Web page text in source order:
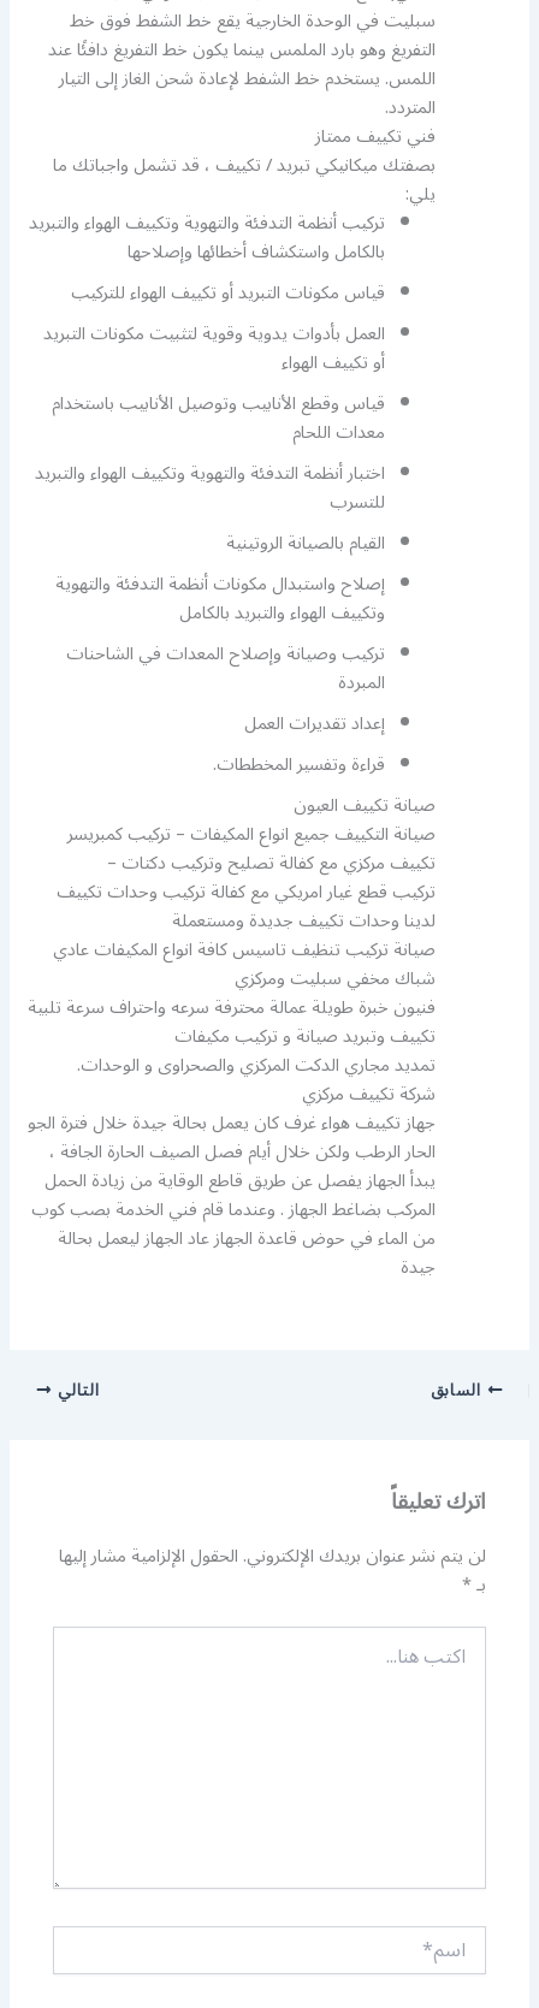
سبليت في الوحدة الخارجية يقع خط الشفط فوق خط
التفريغ وهو بارد الملمس بينما يكون خط التفريغ دافئًا عند
اللمس. يستخدم خط الشفط لإعادة شحن الغاز إلى التيار
المتردد.
فني تكييف ممتاز
بصفتك ميكانيكي تبريد / تكييف ، قد تشمل واجباتك ما
يلي:
تركيب أنظمة التدفئة والتهوية وتكييف الهواء والتبريد
بالكامل واستكشاف أخطائها وإصلاحها
قياس مكونات التبريد أو تكييف الهواء للتركيب
العمل بأدوات يدوية وقوية لتثبيت مكونات التبريد
أو تكييف الهواء
قياس وقطع الأنابيب وتوصيل الأنابيب باستخدام
معدات اللحام
اختبار أنظمة التدفئة والتهوية وتكييف الهواء والتبريد
للتسرب
القيام بالصيانة الروتينية
إصلاح واستبدال مكونات أنظمة التدفئة والتهوية
وتكييف الهواء والتبريد بالكامل
تركيب وصيانة وإصلاح المعدات في الشاحنات
المبردة
إعداد تقديرات العمل
قراءة وتفسير المخططات.
صيانة تكييف العيون
صيانة التكييف جميع انواع المكيفات – تركيب كمبريسر
تكييف مركزي مع كفالة تصليح وتركيب دكتات –
تركيب قطع غيار امريكي مع كفالة تركيب وحدات تكييف
لدينا وحدات تكييف جديدة ومستعملة
صيانة تركيب تنظيف تاسيس كافة انواع المكيفات عادي
شباك مخفي سبليت ومركزي
فنيون خبرة طويلة عمالة محترفة سرعه واحتراف سرعة تلبية
تكييف وتبريد صيانة و تركيب مكيفات
تمديد مجاري الدكت المركزي والصحراوى و الوحدات.
شركة تكييف مركزي
جهاز تكييف هواء غرف كان يعمل بحالة جيدة خلال فترة الجو
الحار الرطب ولكن خلال أيام فصل الصيف الحارة الجافة ،
يبدأ الجهاز يفصل عن طريق قاطع الوقاية من زيادة الحمل
المركب بضاغط الجهاز . وعندما قام فني الخدمة بصب كوب
من الماء في حوض قاعدة الجهاز عاد الجهاز ليعمل بحالة
جيدة
السابق التالي
اترك تعليقاً
لن يتم نشر عنوان بريدك الإلكتروني.الحقول الإلزامية مشار إليها
بـ*
اكتب
هنا...
اسم*